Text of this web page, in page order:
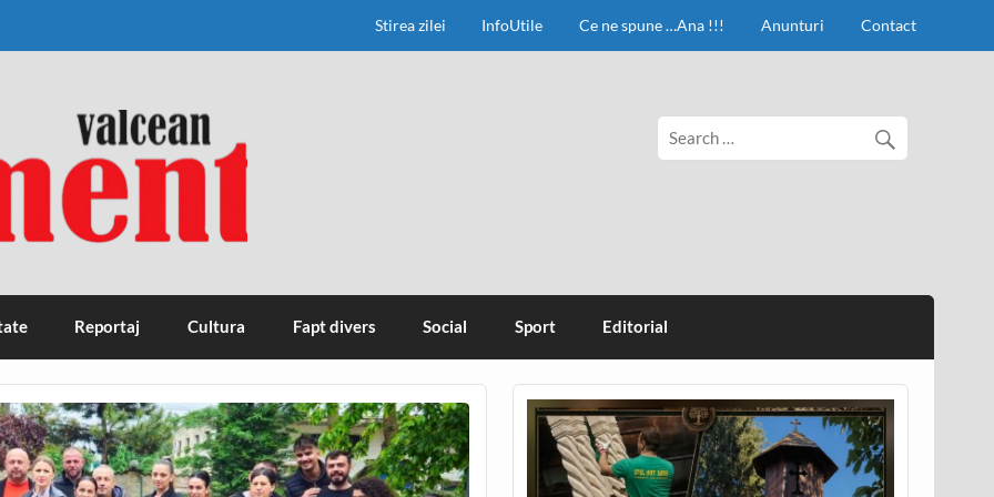
Stirea zilei InfoUtile Ce ne spune …Ana !!! Anunturi Contact
Reportaj Cultura Fapt divers Social Sport Editorial